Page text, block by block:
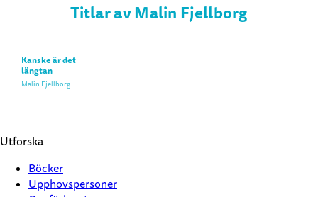
Titlar av Malin Fjellborg
Kanske är det
längtan
Malin Fjellborg
Utforska
Böcker
Upphovspersoner